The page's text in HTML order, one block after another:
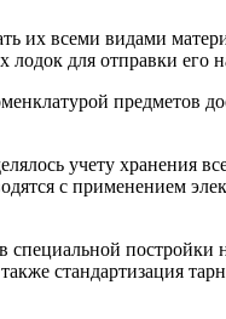
их всеми видами
лодок для отправки его
предметов
учету хранения
с применением
постройки
стандартизация